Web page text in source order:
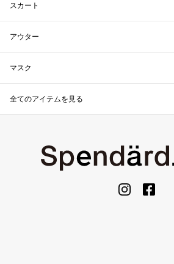
スカート
アウター
マスク
全てのアイテムを見る